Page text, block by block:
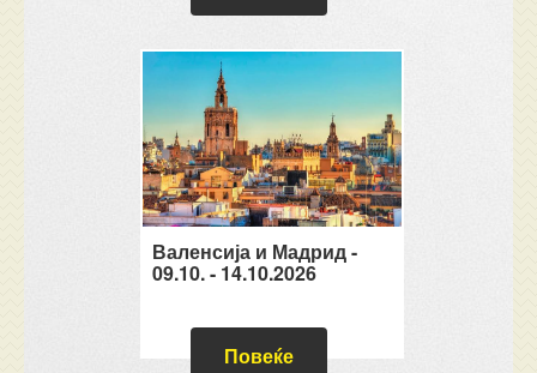
Валенсија и Мадрид -
09.10. - 14.10.2026
Повеќе